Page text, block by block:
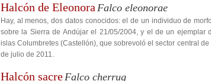
Halcón de Eleonora Falco eleonorae
Hay, al menos, dos datos conocidos: el de un individuo de
sobre la Sierra de Andújar el 21/05/2004, y el de un ejemplar
islas Columbretes (Castellón), que sobrevoló el sector central
de julio de 2011.
Halcón sacreFalco cherrug